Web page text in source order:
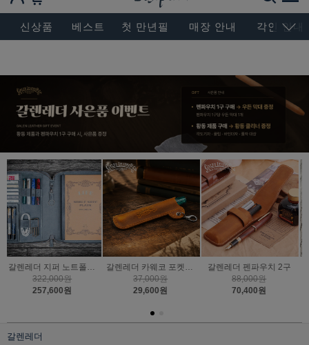
BESEN MASTERPIECE, SINCE 2004
신상품 베스트 첫 만년필 매장 안내 각인 안내
갈렌레더 펜파우치 2구
88,000원
70,400원
41,000원
32,800원
갈렌레더 펜슬리브 1구
31,000원
24,800원
갈렌레더